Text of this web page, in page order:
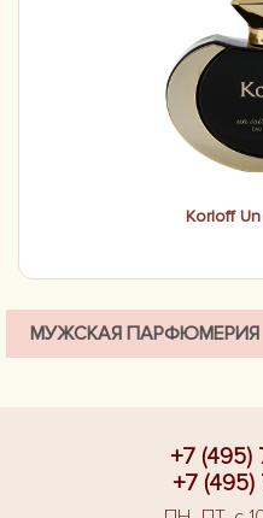
Korloff
МУЖСКАЯ ПАРФЮМЕРИЯ
+7
+7